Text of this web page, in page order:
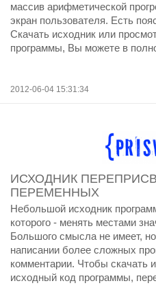
массив арифметической
экран пользователя. Есть
Скачать исходник или
программы, Вы можете в
2012-06-04 15:31:34
ИСХОДНИК
ПЕРЕМЕННЫХ
Небольшой исходник
которого - менять местами
Большого смысла не имеет,
написании более сложных
комментарии. Чтобы скачать
исходный код программы,